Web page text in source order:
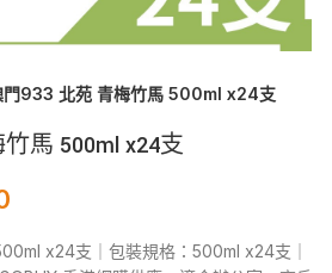
門933 北苑 青梅竹馬 500ml x24支
馬 500ml x24支
x24支｜包裝規格：500ml x24支｜